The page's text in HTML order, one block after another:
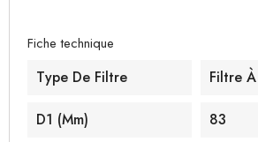
Fiche technique
Type De Filtre Filtre
D1 (mm) 83